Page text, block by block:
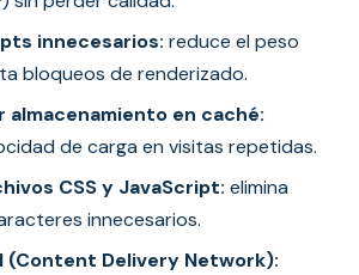
innecesarios: reduce el peso
bloqueos de renderizado.
almacenamiento en caché:
de carga en visitas repetidas.
CSS y JavaScript: elimina
innecesarios.
(Content Delivery Network):